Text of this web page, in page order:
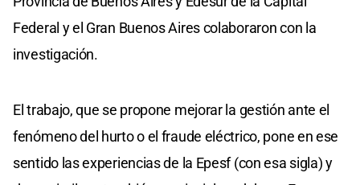
Federal y el Gran Buenos Aires colaboraron con la
investigación.
El trabajo, que se propone mejorar la gestión ante el
fenómeno del hurto o el fraude eléctrico, pone en ese
sentido las experiencias de la Epesf (con esa sigla) y